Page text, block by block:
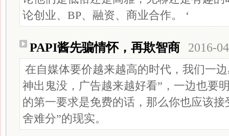
论创业、BP、融资、商业合作。 ‘
PAPI酱先骗情怀，再欺智商 2016-
在自媒体要价越来越高的时代，我们一
神出鬼没，广告越来越好看”，一边也要
的第一要求是免费的话，那么你也应该
舍难分”的现实。